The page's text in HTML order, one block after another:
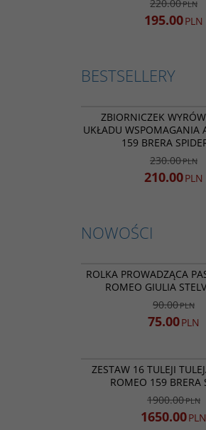
220.00PLN
195.00PLN
BESTSELLERY
ZBIORNICZEK
UKŁADU WSPOMAGANIA
159 BRERA
230.00PLN
210.00PLN
NOWOŚCI
ROLKA PROWADZĄCA
ROMEO GIULIA
90.00PLN
75.00PLN
NOWOŚĆ
ZESTAW 16 TULEJI
ROMEO 159 BRERA
1900.00PLN
1650.00PLN